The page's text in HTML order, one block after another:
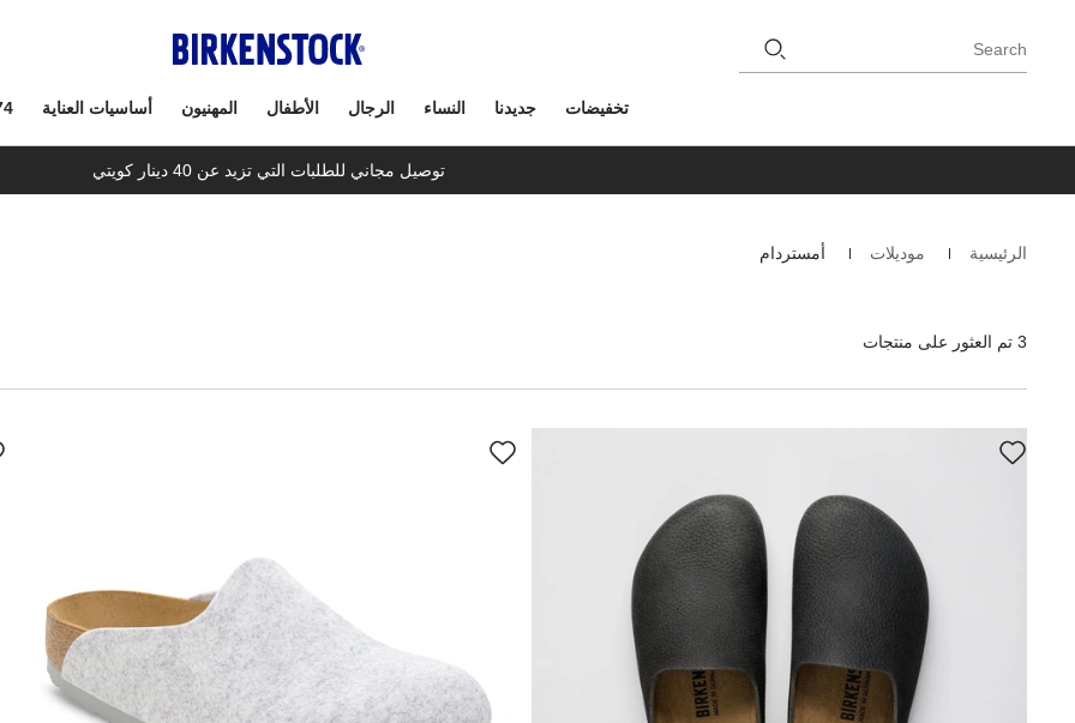
Search
تخفيضات جديدنا النساء الرجال الأطفال المهنيون أساسيات العناية
توصيل مجاني للطلبات التي تزيد عن 40 دينار كويتي
Homepage الرئيسية موديلات أمستردام
3 تم العثور على منتجات
سيؤدي
التفاعل